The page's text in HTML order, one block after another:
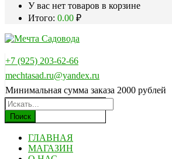
У вас нет товаров в корзине
Итого: 0.00 ₽
+7 (925) 203-62-66
mechtasad.ru@yandex.ru
Минимальная сумма заказа 2000 рублей
Поиск
ГЛАВНАЯ
МАГАЗИН